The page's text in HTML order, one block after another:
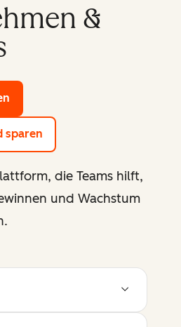
&
sparen
die Teams hilft,
und Wachstum